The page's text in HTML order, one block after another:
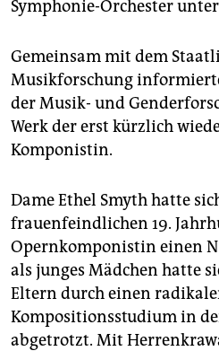
Symphonie-Orchester
Gemeinsam mit dem
Musikforschung
der Musik- und
Werk der erst kürzlich
Komponistin.
Dame Ethel Smyth hatte
frauenfeindlichen 19.
Opernkomponistin einen
als junges Mädchen hatte
Eltern durch einen
Kompositionsstudium in
abgetrotzt. Mit